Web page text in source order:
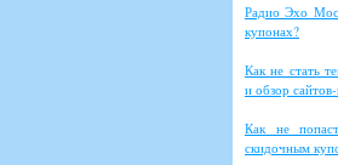
Радио Эхо
купонах?
Как не стать
и обзор
Как не
скидочным